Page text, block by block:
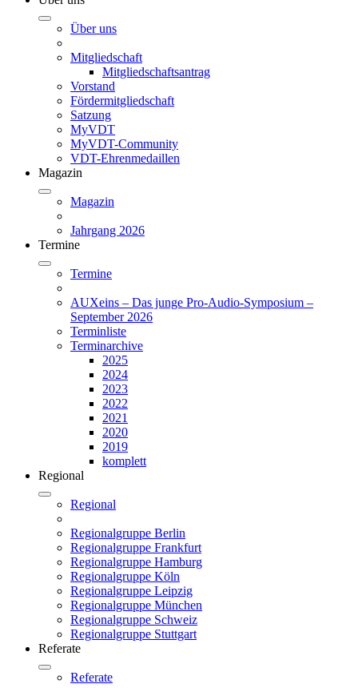
Über uns
Mitgliedschaft
Mitgliedschaftsantrag
Vorstand
Fördermitgliedschaft
Satzung
MyVDT
MyVDT-Community
VDT-Ehrenmedaillen
Magazin
Magazin
Jahrgang 2026
Termine
Termine
AUXeins – Das junge Pro-Audio-Symposium –
September 2026
Terminliste
Terminarchive
2025
2024
2023
2022
2021
2020
2019
komplett
Regional
Regional
Regionalgruppe Berlin
Regionalgruppe Frankfurt
Regionalgruppe Hamburg
Regionalgruppe Köln
Regionalgruppe Leipzig
Regionalgruppe München
Regionalgruppe Schweiz
Regionalgruppe Stuttgart
Referate
Referate